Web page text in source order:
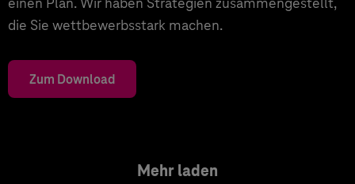
die Sie wettbewerbsstark machen.
Zum Download
Mehr laden